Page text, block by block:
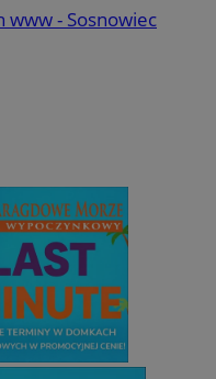
- Sosnowiec